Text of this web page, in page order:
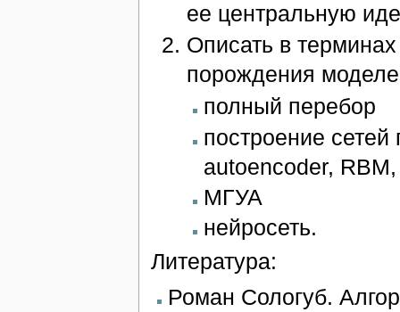
ее центральную
Описать в
порождения
полный перебор
построение сетей
autoencoder,
МГУА
нейросеть.
Литература:
Роман Сологуб.